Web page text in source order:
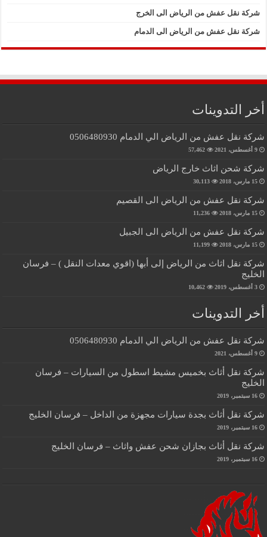
شركة نقل عفش من الرياض الى الخرج
شركة نقل عفش من الرياض الى الدمام
أخر التدوينات
شركة نقل عفش من الرياض الي الدمام 0506480930
9 أغسطس، 2021 57,462
شركة شحن اثاث خارج الرياض
15 مارس، 2018 30,113
شركة نقل عفش من الرياض الى القصيم
15 مارس، 2018 11,236
شركة نقل عفش من الرياض الى الجبيل
15 مارس، 2018 11,199
شركة نقل اثاث من الرياض إلى أبها (اقوي معدات النقل ) – فرسان
الخليج
3 أغسطس، 2019 10,462
أخر التدوينات
شركة نقل عفش من الرياض الي الدمام 0506480930
9 أغسطس، 2021
شركة نقل أثاث بخميس مشيط اسطول من السيارات – فرسان
الخليج
16 سبتمبر، 2019
شركة نقل أثاث بجدة سيارات مجهزة من الداخل – فرسان الخليج
16 سبتمبر، 2019
شركة نقل أثاث بجازان شحن عفش واثاث – فرسان الخليج
16 سبتمبر، 2019